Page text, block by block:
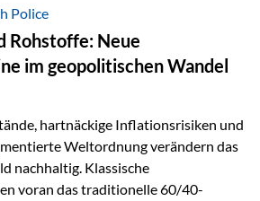
Die weltwirtschaftlichen
bleiben anspruchsvoll. Geopolitische
Investitionstätigkeit und
in wichtigen Exportmärkten
liechtensteinische Wirtschaft.
Police
Rohstoffe: Neue
im geopolitischen Wandel
hartnäckige Inflationsrisiken und
Weltordnung verändern das
nachhaltig. Klassische
voran das traditionelle 60/40-